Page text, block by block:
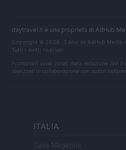
daytravel.it è una proprietà di AdHub
Copyright © 2026 · Edito da AdHub Media
Tutti i diritti riservati
I contenuti sono curati dalla redazione con
realizzati in collaborazione con autori
ITALIA
Casa Magazine